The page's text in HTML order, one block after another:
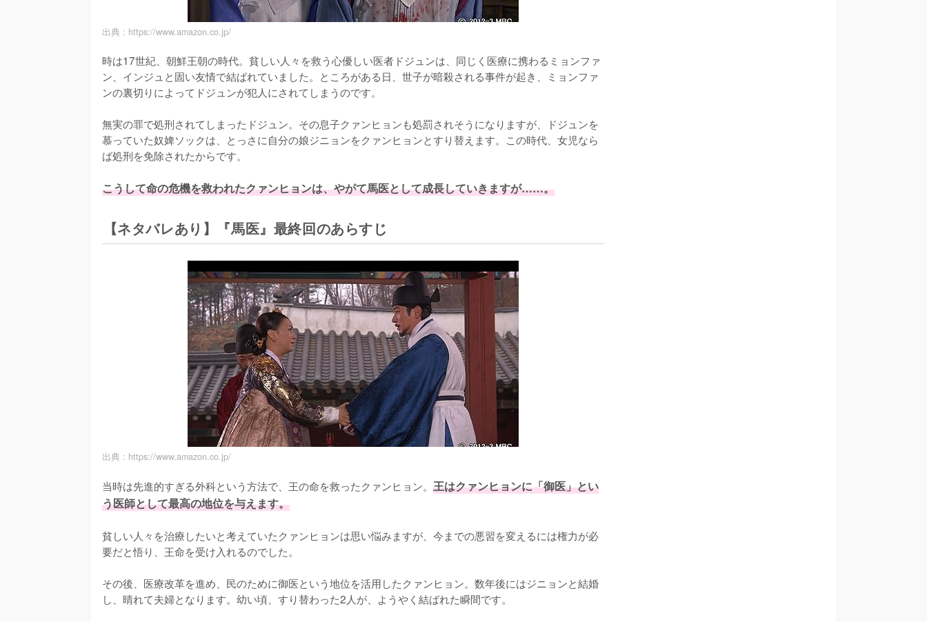
出典 : https://www.amazon.co.jp/
時は17世紀、朝鮮王朝の時代。貧しい人々を救う心優しい医者ドジュンは、同じく医療に携わるミョンファ
ン、インジュと固い友情で結ばれていました。ところがある日、世子が暗殺される事件が起き、ミョンファ
ンの裏切りによってドジュンが犯人にされてしまうのです。
無実の罪で処刑されてしまったドジュン。その息子クァンヒョンも処罰されそうになりますが、ドジュンを
慕っていた奴婢ソックは、とっさに自分の娘ジニョンをクァンヒョンとすり替えます。この時代、女児なら
ば処刑を免除されたからです。
こうして命の危機を救われたクァンヒョンは、やがて馬医として成長していきますが……。
【ネタバレあり】『馬医』最終回のあらすじ
出典 : https://www.amazon.co.jp/
当時は先進的すぎる外科という方法で、王の命を救ったクァンヒョン。 王はクァンヒョンに「御医」とい
う医師として最高の地位を与えます。
貧しい人々を治療したいと考えていたクァンヒョンは思い悩みますが、今までの悪習を変えるには権力が必
要だと悟り、王命を受け入れるのでした。
その後、医療改革を進め、民のために御医という地位を活用したクァンヒョン。数年後にはジニョンと結婚
し、晴れて夫婦となります。幼い頃、すり替わった2人が、ようやく結ばれた瞬間です。